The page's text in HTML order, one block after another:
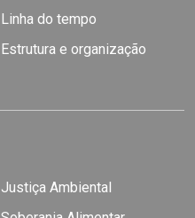
Linha do tempo
Estrutura e organização
Justiça Ambiental